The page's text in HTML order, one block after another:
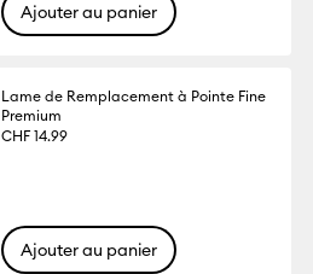
Ajouter au panier
Lame de Remplacement à Pointe Fine
Premium
CHF 14.99
Ajouter au panier